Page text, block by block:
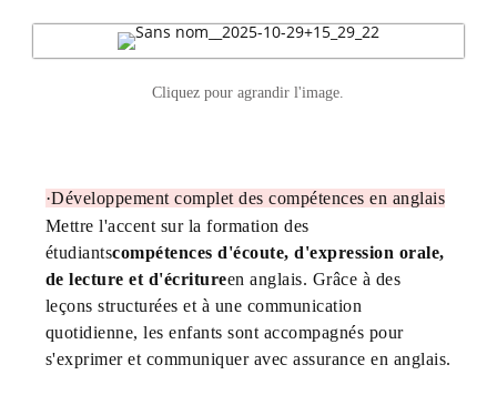
Cliquez pour agrandir l'image.
·Développement complet des compétences en anglais
Mettre l'accent sur la formation des
étudiantscompétences d'écoute, d'expression orale,
de lecture et d'écritureen anglais. Grâce à des
leçons structurées et à une communication
quotidienne, les enfants sont accompagnés pour
s'exprimer et communiquer avec assurance en anglais.